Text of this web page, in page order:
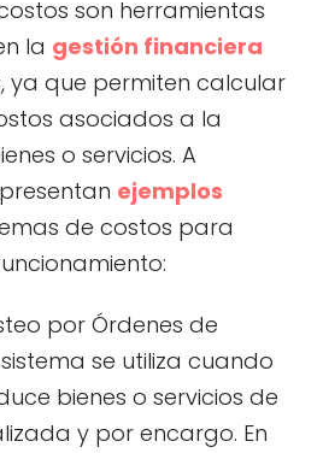
son herramientas
la gestión financiera
ya que permiten calcular
asociados a la
o servicios. A
ejemplos
de costos para
por Órdenes de
se utiliza cuando
bienes o servicios de
y por encargo. En